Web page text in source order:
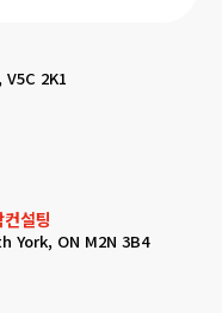
2K1
설팅
York, ON M2N 3B4